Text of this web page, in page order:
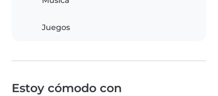
Juegos
Estoy cómodo con